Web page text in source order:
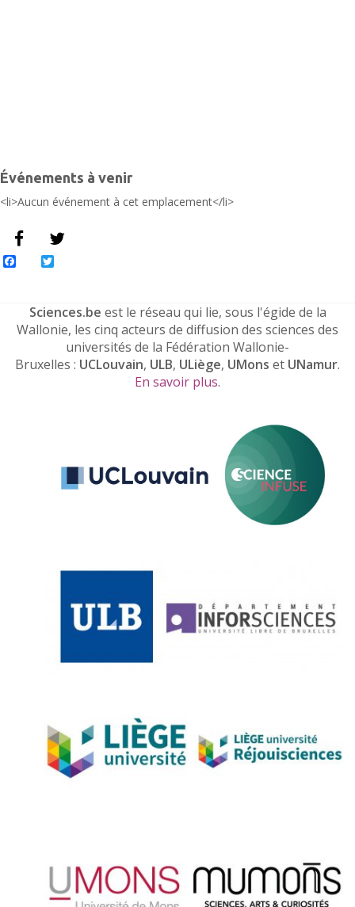
Événements à venir
<li>Aucun événement à cet emplacement</li>
Facebook
Sciences.be est le réseau qui lie, sous l'égide de la
Wallonie, les cinq acteurs de diffusion des sciences des
universités de la Fédération Wallonie-
Bruxelles : UCLouvain, ULB, ULiège, UMons et UNamur.
En savoir plus.